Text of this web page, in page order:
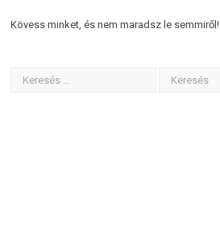
Kövess minket, és nem maradsz le semmiről!